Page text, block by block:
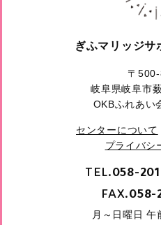
ぎふマリッジサ
〒
岐阜県岐阜市
OKBふれあい
センターについて
プライバシ
TEL.058-
FAX.058-
月～日曜日 午